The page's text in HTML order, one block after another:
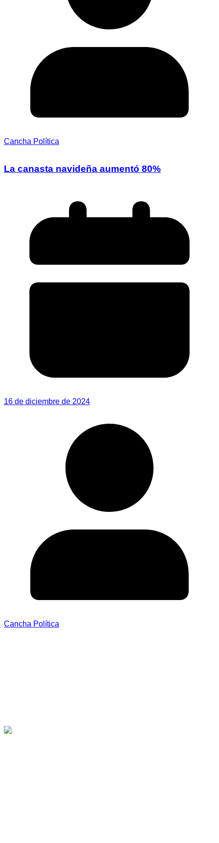
Cancha Política
La canasta navideña aumentó 80%
16 de diciembre de 2024
Cancha Política